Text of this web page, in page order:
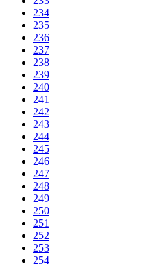
234
235
236
237
238
239
240
241
242
243
244
245
246
247
248
249
250
251
252
253
254